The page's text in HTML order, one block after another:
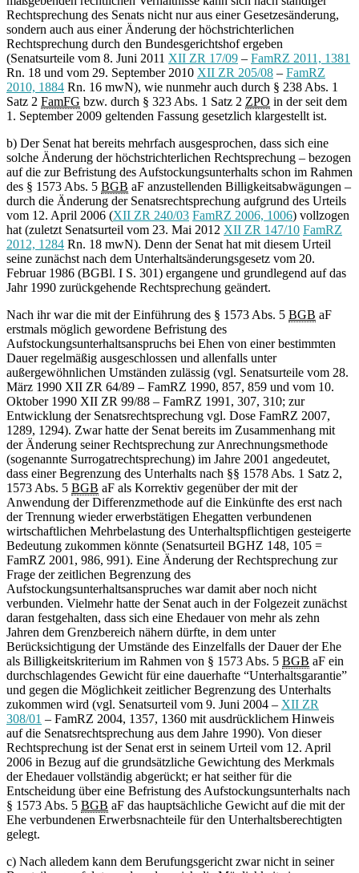
Rechtsprechung des Senats nicht nur aus einer Gesetzesänderung,
sondern auch aus einer Änderung der höchstrichterlichen
Rechtsprechung durch den Bundesgerichtshof ergeben
(Senatsurteile vom 8. Juni 2011 XII ZR 17/09 – FamRZ 2011, 1381
Rn. 18 und vom 29. September 2010 XII ZR 205/08 – FamRZ
2010, 1884 Rn. 16 mwN), wie nunmehr auch durch § 238 Abs. 1
Satz 2 FamFG bzw. durch § 323 Abs. 1 Satz 2 ZPO in der seit dem
1. September 2009 geltenden Fassung gesetzlich klargestellt ist.
b) Der Senat hat bereits mehrfach ausgesprochen, dass sich eine
solche Änderung der höchstrichterlichen Rechtsprechung – bezogen
auf die zur Befristung des Aufstockungsunterhalts schon im Rahmen
des § 1573 Abs. 5 BGB aF anzustellenden Billigkeitsabwägungen –
durch die Änderung der Senatsrechtsprechung aufgrund des Urteils
vom 12. April 2006 (XII ZR 240/03 FamRZ 2006, 1006) vollzogen
hat (zuletzt Senatsurteil vom 23. Mai 2012 XII ZR 147/10 FamRZ
2012, 1284 Rn. 18 mwN). Denn der Senat hat mit diesem Urteil
seine zunächst nach dem Unterhaltsänderungsgesetz vom 20.
Februar 1986 (BGBl. I S. 301) ergangene und grundlegend auf das
Jahr 1990 zurückgehende Rechtsprechung geändert.
Nach ihr war die mit der Einführung des § 1573 Abs. 5 BGB aF
erstmals möglich gewordene Befristung des
Aufstockungsunterhaltsanspruchs bei Ehen von einer bestimmten
Dauer regelmäßig ausgeschlossen und allenfalls unter
außergewöhnlichen Umständen zulässig (vgl. Senatsurteile vom 28.
März 1990 XII ZR 64/89 – FamRZ 1990, 857, 859 und vom 10.
Oktober 1990 XII ZR 99/88 – FamRZ 1991, 307, 310; zur
Entwicklung der Senatsrechtsprechung vgl. Dose FamRZ 2007,
1289, 1294). Zwar hatte der Senat bereits im Zusammenhang mit
der Änderung seiner Rechtsprechung zur Anrechnungsmethode
(sogenannte Surrogatrechtsprechung) im Jahre 2001 angedeutet,
dass einer Begrenzung des Unterhalts nach §§ 1578 Abs. 1 Satz 2,
1573 Abs. 5 BGB aF als Korrektiv gegenüber der mit der
Anwendung der Differenzmethode auf die Einkünfte des erst nach
der Trennung wieder erwerbstätigen Ehegatten verbundenen
wirtschaftlichen Mehrbelastung des Unterhaltspflichtigen gesteigerte
Bedeutung zukommen könnte (Senatsurteil BGHZ 148, 105 =
FamRZ 2001, 986, 991). Eine Änderung der Rechtsprechung zur
Frage der zeitlichen Begrenzung des
Aufstockungsunterhaltsanspruches war damit aber noch nicht
verbunden. Vielmehr hatte der Senat auch in der Folgezeit zunächst
daran festgehalten, dass sich eine Ehedauer von mehr als zehn
Jahren dem Grenzbereich nähern dürfte, in dem unter
Berücksichtigung der Umstände des Einzelfalls der Dauer der Ehe
als Billigkeitskriterium im Rahmen von § 1573 Abs. 5 BGB aF ein
durchschlagendes Gewicht für eine dauerhafte “Unterhaltsgarantie”
und gegen die Möglichkeit zeitlicher Begrenzung des Unterhalts
zukommen wird (vgl. Senatsurteil vom 9. Juni 2004 – XII ZR
308/01 – FamRZ 2004, 1357, 1360 mit ausdrücklichem Hinweis
auf die Senatsrechtsprechung aus dem Jahre 1990). Von dieser
Rechtsprechung ist der Senat erst in seinem Urteil vom 12. April
2006 in Bezug auf die grundsätzliche Gewichtung des Merkmals
der Ehedauer vollständig abgerückt; er hat seither für die
Entscheidung über eine Befristung des Aufstockungsunterhalts nach
§ 1573 Abs. 5 BGB aF das hauptsächliche Gewicht auf die mit der
Ehe verbundenen Erwerbsnachteile für den Unterhaltsberechtigten
gelegt.
c) Nach alledem kann dem Berufungsgericht zwar nicht in seiner